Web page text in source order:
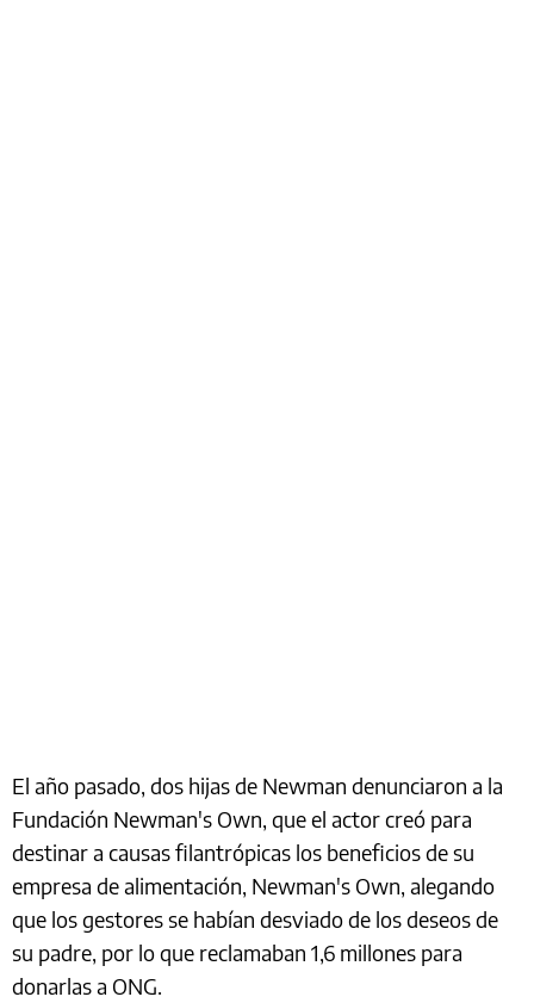
El año pasado, dos hijas de Newman denunciaron a la
Fundación Newman's Own, que el actor creó para
destinar a causas filantrópicas los beneficios de su
empresa de alimentación, Newman's Own, alegando
que los gestores se habían desviado de los deseos de
su padre, por lo que reclamaban 1,6 millones para
donarlas a ONG.